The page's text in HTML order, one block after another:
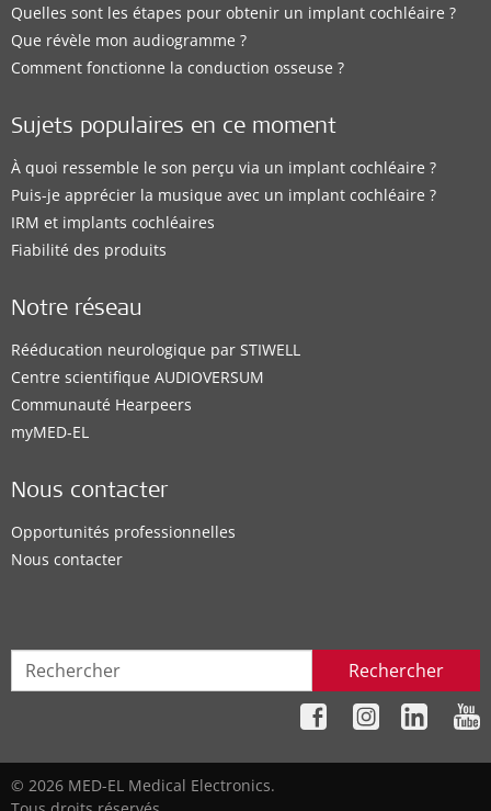
Quelles sont les étapes pour obtenir un implant cochléaire ?
Que révèle mon audiogramme ?
Comment fonctionne la conduction osseuse ?
Sujets populaires en ce moment
À quoi ressemble le son perçu via un implant cochléaire ?
Puis-je apprécier la musique avec un implant cochléaire ?
IRM et implants cochléaires
Fiabilité des produits
Notre réseau
Rééducation neurologique par STIWELL
Centre scientifique AUDIOVERSUM
Communauté Hearpeers
myMED‑EL
Nous contacter
Opportunités professionnelles
Nous contacter
Rechercher
© 2026 MED-EL Medical Electronics.